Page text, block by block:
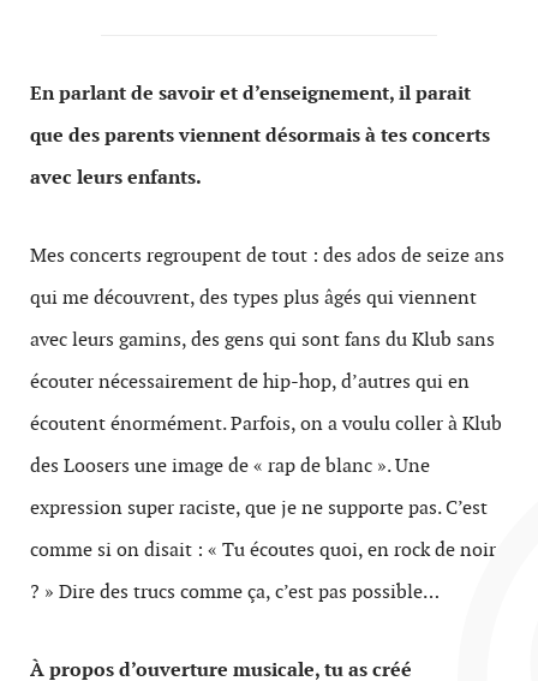
En parlant de savoir et d’enseignement, il parait
que des parents viennent désormais à tes concerts
avec leurs enfants.
Mes concerts regroupent de tout : des ados de seize ans
qui me découvrent, des types plus âgés qui viennent
avec leurs gamins, des gens qui sont fans du Klub sans
écouter nécessairement de hip-hop, d’autres qui en
écoutent énormément. Parfois, on a voulu coller à Klub
des Loosers une image de « rap de blanc ». Une
expression super raciste, que je ne supporte pas. C’est
comme si on disait : « Tu écoutes quoi, en rock de noir
? » Dire des trucs comme ça, c’est pas possible…
À propos d’ouverture musicale, tu as créé